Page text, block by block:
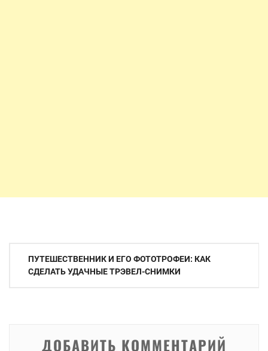
Навигация
ПУТЕШЕСТВЕННИК И ЕГО ФОТОТРОФЕИ: КАК
СДЕЛАТЬ УДАЧНЫЕ ТРЭВЕЛ-СНИМКИ
ДОБАВИТЬ КОММЕНТАРИЙ